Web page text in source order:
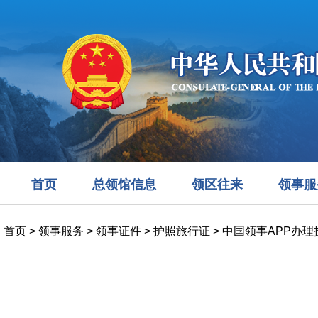
首页 总领馆信息 领区往来 领事
首页 > 领事服务 > 领事证件 > 护照旅行证 > 中国领事APP办理